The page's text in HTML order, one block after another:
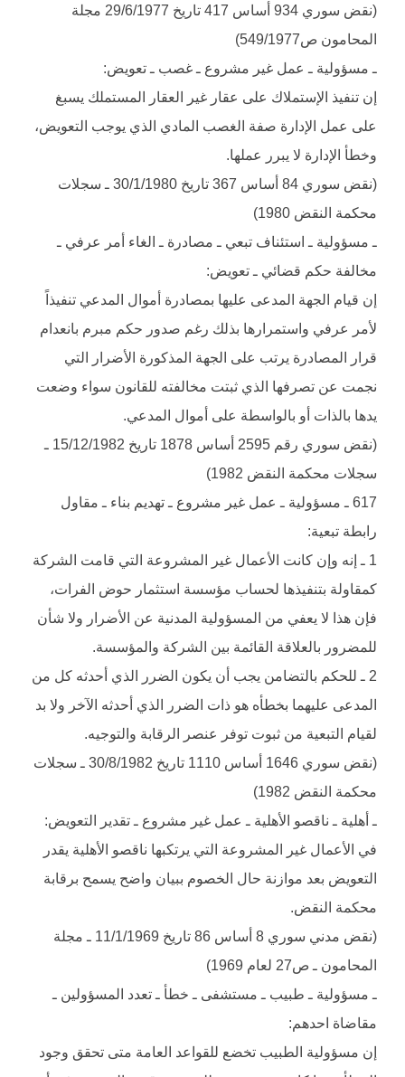
(نقض سوري 934 أساس 417 تاريخ 29/6/1977 مجلة
المحامون ص549/1977)
ـ مسؤولية ـ عمل غير مشروع ـ غصب ـ تعويض:
إن تنفيذ الإستملاك على عقار غير العقار المستملك يسبغ
على عمل الإدارة صفة الغصب المادي الذي يوجب التعويض،
وخطأ الإدارة لا يبرر عملها.
(نقض سوري 84 أساس 367 تاريخ 30/1/1980 ـ سجلات
محكمة النقض 1980)
ـ مسؤولية ـ استئناف تبعي ـ مصادرة ـ الغاء أمر عرفي ـ
مخالفة حكم قضائي ـ تعويض:
إن قيام الجهة المدعى عليها بمصادرة أموال المدعي تنفيذاً
لأمر عرفي واستمرارها بذلك رغم صدور حكم مبرم بانعدام
قرار المصادرة يرتب على الجهة المذكورة الأضرار التي
نجمت عن تصرفها الذي ثبتت مخالفته للقانون سواء وضعت
يدها بالذات أو بالواسطة على أموال المدعي.
(نقض سوري رقم 2595 أساس 1878 تاريخ 15/12/1982 ـ
سجلات محكمة النقض 1982)
617 ـ مسؤولية ـ عمل غير مشروع ـ تهديم بناء ـ مقاول
رابطة تبعية:
1 ـ إنه وإن كانت الأعمال غير المشروعة التي قامت الشركة
كمقاولة بتنفيذها لحساب مؤسسة استثمار حوض الفرات،
فإن هذا لا يعفي من المسؤولية المدنية عن الأضرار ولا شأن
للمضرور بالعلاقة القائمة بين الشركة والمؤسسة.
2 ـ للحكم بالتضامن يجب أن يكون الضرر الذي أحدثه كل من
المدعى عليهما بخطأه هو ذات الضرر الذي أحدثه الآخر ولا بد
لقيام التبعية من ثبوت توفر عنصر الرقابة والتوجيه.
(نقض سوري 1646 أساس 1110 تاريخ 30/8/1982 ـ سجلات
محكمة النقض 1982)
ـ أهلية ـ ناقصو الأهلية ـ عمل غير مشروع ـ تقدير التعويض:
في الأعمال غير المشروعة التي يرتكبها ناقصو الأهلية يقدر
التعويض بعد موازنة حال الخصوم ببيان واضح يسمح برقابة
محكمة النقض.
(نقض مدني سوري 8 أساس 86 تاريخ 11/1/1969 ـ مجلة
المحامون ـ ص27 لعام 1969)
ـ مسؤولية ـ طبيب ـ مستشفى ـ خطأ ـ تعدد المسؤولين ـ
مقاضاة احدهم:
إن مسؤولية الطبيب تخضع للقواعد العامة متى تحقق وجود